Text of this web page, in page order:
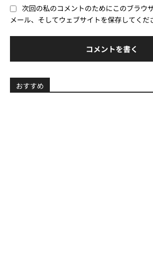
次回の私のコメントのためにこのブラウ
メール、そしてウェブサイトを保存してくだ
おすすめ